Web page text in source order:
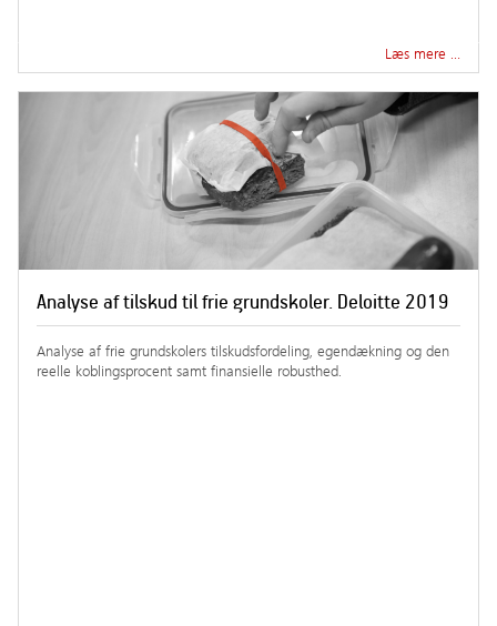
Læs mere …
Analyse af tilskud til frie grundskoler. Deloitte 2019
Analyse af frie grundskolers tilskudsfordeling, egendækning og den
reelle koblingsprocent samt finansielle robusthed.